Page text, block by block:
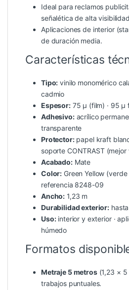
Ideal para reclamos
señalética de alta
Aplicaciones de interior
de duración media.
Características
Tipo: vinilo monomérico
cadmio
Espesor:75 µ (film) · 95 µ
Adhesivo:acrílico
transparente
Protector:papel kraft
soporte CONTRAST
Acabado:Mate
Color: Green Yellow
referencia 8248-09
Ancho: 1,23 m
Durabilidad exterior:
Uso:interior y exterior ·
húmedo
Formatos
Metraje 5 metros(1,23 × 5
trabajos puntuales.